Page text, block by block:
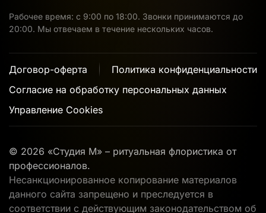
Рабочее время: с 9:00 по 18:00. Звонки принимаются до
20:00. Мы отвечаем в течение нескольких часов.
Договор-оферта
Политика конфиденциальности
Согласие на обработку персональных данных
Управление Cookies
© 2026 «Студия М» – ритуальная флористика от
профессионалов.
Несанкционированное копирование материалов
данного сайта запрещено и преследуется в
соответствии с действующим законодательством об